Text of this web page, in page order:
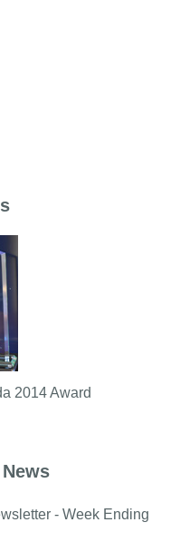
2014 Award
News
- Week Ending